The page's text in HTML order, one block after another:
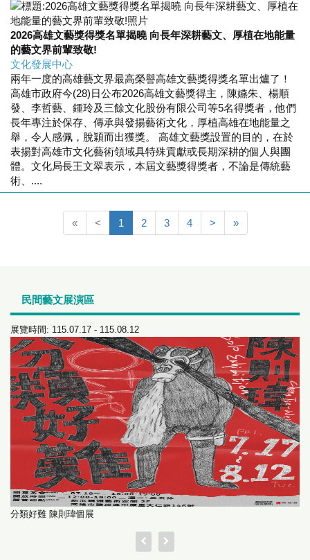
2026高雄文藝獎得獎名單揭曉 向長年深耕藝文、厚植在地能量
的藝文界前輩致敬!
文化發展中心
兩年一度的高雄藝文界最高榮譽高雄文藝獎得獎名單出爐了！
高雄市政府今(28)日公布2026高雄文藝獎得主，陳嬿朱、楊順
發、李哲藝、鍾玲及三餘文化股份有限公司等5名得獎者，他們
長年專注於保存、傳承與發揚藝術文化，厚植高雄在地能量之
舉，令人感佩，脫穎而出獲獎。 高雄文藝獎設置的目的，在於
表揚對高雄市文化藝術領域具特殊貢獻或長期深耕的個人與團
體。文化局長王文翠表示，本屆文藝獎得獎者，不論是傳統藝
術、....
« < 1 2 3 4 > »
民間藝文展演區
展覽時間: 115.07.17 - 115.08.12
分類好難 陳則瑋個展